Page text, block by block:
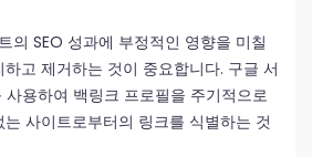
의 SEO 성과에 부정적인 영향을 미칠
고 제거하는 것이 중요합니다. 구글 서
용하여 백링크 프로필을 주기적으로
사이트로부터의 링크를 식별하는 것